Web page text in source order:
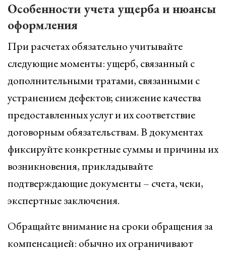
Особенности учета ущерба и нюансы
оформления
При расчетах обязательно учитывайте
следующие моменты: ущерб, связанный с
дополнительными тратами, связанными с
устранением дефектов; снижение качества
предоставленных услуг и их соответствие
договорным обязательствам. В документах
фиксируйте конкретные суммы и причины их
возникновения, прикладывайте
подтверждающие документы – счета, чеки,
экспертные заключения.
Обращайте внимание на сроки обращения за
компенсацией: обычно их ограничивают